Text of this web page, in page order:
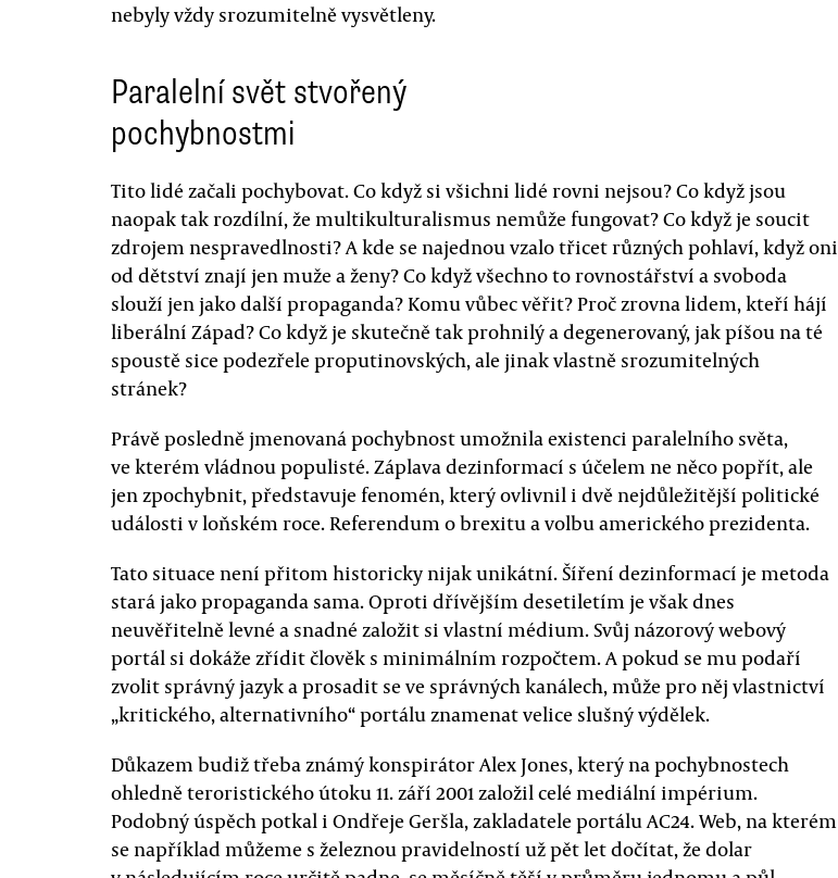
nebyly vždy srozumitelně vysvětleny.
Paralelní svět stvořený
pochybnostmi
Tito lidé začali pochybovat. Co když si všichni lidé rovni nejsou? Co když jsou
naopak tak rozdílní, že multikulturalismus nemůže fungovat? Co když je soucit
zdrojem nespravedlnosti? A kde se najednou vzalo třicet různých pohlaví, když oni
od dětství znají jen muže a ženy? Co když všechno to rovnostářství a svoboda
slouží jen jako další propaganda? Komu vůbec věřit? Proč zrovna lidem, kteří hájí
liberální Západ? Co když je skutečně tak prohnilý a degenerovaný, jak píšou na té
spoustě sice podezřele proputinovských, ale jinak vlastně srozumitelných
stránek?
Právě posledně jmenovaná pochybnost umožnila existenci paralelního světa,
ve kterém vládnou populisté. Záplava dezinformací s účelem ne něco popřít, ale
jen zpochybnit, představuje fenomén, který ovlivnil i dvě nejdůležitější politické
události v loňském roce. Referendum o brexitu a volbu amerického prezidenta.
Tato situace není přitom historicky nijak unikátní. Šíření dezinformací je metoda
stará jako propaganda sama. Oproti dřívějším desetiletím je však dnes
neuvěřitelně levné a snadné založit si vlastní médium. Svůj názorový webový
portál si dokáže zřídit člověk s minimálním rozpočtem. A pokud se mu podaří
zvolit správný jazyk a prosadit se ve správných kanálech, může pro něj vlastnictví
„kritického, alternativního“ portálu znamenat velice slušný výdělek.
Důkazem budiž třeba známý konspirátor Alex Jones, který na pochybnostech
ohledně teroristického útoku 11. září 2001 založil celé mediální impérium.
Podobný úspěch potkal i Ondřeje Geršla, zakladatele portálu AC24. Web, na kterém
se například můžeme s železnou pravidelností už pět let dočítat, že dolar